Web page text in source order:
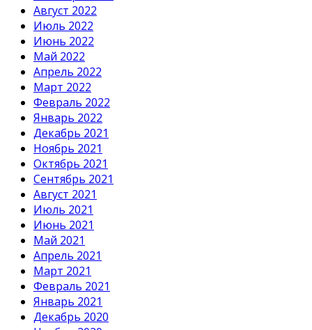
Август 2022
Июль 2022
Июнь 2022
Май 2022
Апрель 2022
Март 2022
Февраль 2022
Январь 2022
Декабрь 2021
Ноябрь 2021
Октябрь 2021
Сентябрь 2021
Август 2021
Июль 2021
Июнь 2021
Май 2021
Апрель 2021
Март 2021
Февраль 2021
Январь 2021
Декабрь 2020